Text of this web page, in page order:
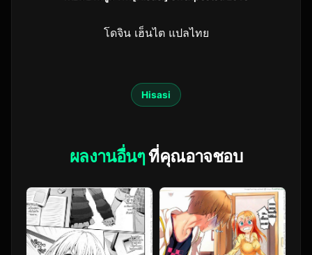
โดจิน เฮ็นไต แปลไทย
Hisasi
ผลงานอื่นๆที่คุณอาจชอบ